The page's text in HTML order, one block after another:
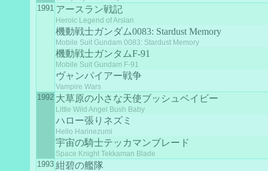
1991 アースラン戦記
Heroic Legend of Arslan
機動戦士ガンダム0083: Stardust Memory
Mobile Suit Gundam 0083: Stardust Memory
機動戦士ガンタムF-91
Mobile Suit Gundam F-91
ヴャンパイアー戦争
Vampire Wars
1992 大草原の小さな天使ブッシュベイビー
Little Wild Angel Bush Baby
ハロー張りネズミ
Hello Harinezumi
宇宙の騎士テッカマンブレード
Space Knight Tekkaman Blade
1993 紺碧の艦隊